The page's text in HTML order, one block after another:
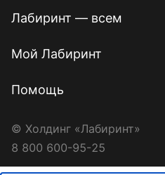
Лабиринт — всем
Мой Лабиринт
Помощь
© Холдинг «Лабиринт»
8 800 600-95-25